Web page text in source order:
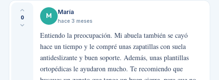
0 M María
hace 3 meses
Entiendo la preocupación. Mi abuela también se cayó
hace un tiempo y le compré unas zapatillas con suela
antideslizante y buen soporte. Además, unas plantillas
ortopédicas le ayudaron mucho. Te recomiendo que